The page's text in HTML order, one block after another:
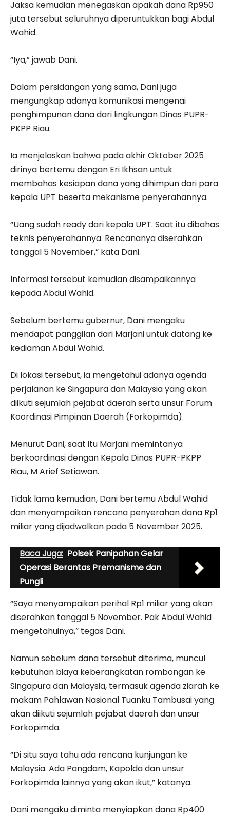
Jaksa kemudian menegaskan apakah dana Rp950
juta tersebut seluruhnya diperuntukkan bagi Abdul
Wahid.
“Iya,” jawab Dani.
Dalam persidangan yang sama, Dani juga
mengungkap adanya komunikasi mengenai
penghimpunan dana dari lingkungan Dinas PUPR-
PKPP Riau.
Ia menjelaskan bahwa pada akhir Oktober 2025
dirinya bertemu dengan Eri Ikhsan untuk
membahas kesiapan dana yang dihimpun dari para
kepala UPT beserta mekanisme penyerahannya.
“Uang sudah ready dari kepala UPT. Saat itu dibahas
teknis penyerahannya. Rencananya diserahkan
tanggal 5 November,” kata Dani.
Informasi tersebut kemudian disampaikannya
kepada Abdul Wahid.
Sebelum bertemu gubernur, Dani mengaku
mendapat panggilan dari Marjani untuk datang ke
kediaman Abdul Wahid.
Di lokasi tersebut, ia mengetahui adanya agenda
perjalanan ke Singapura dan Malaysia yang akan
diikuti sejumlah pejabat daerah serta unsur Forum
Koordinasi Pimpinan Daerah (Forkopimda).
Menurut Dani, saat itu Marjani memintanya
berkoordinasi dengan Kepala Dinas PUPR-PKPP
Riau, M Arief Setiawan.
Tidak lama kemudian, Dani bertemu Abdul Wahid
dan menyampaikan rencana penyerahan dana Rp1
miliar yang dijadwalkan pada 5 November 2025.
Baca Juga: Polsek Panipahan Gelar
Operasi Berantas Premanisme dan
Pungli
“Saya menyampaikan perihal Rp1 miliar yang akan
diserahkan tanggal 5 November. Pak Abdul Wahid
mengetahuinya,” tegas Dani.
Namun sebelum dana tersebut diterima, muncul
kebutuhan biaya keberangkatan rombongan ke
Singapura dan Malaysia, termasuk agenda ziarah ke
makam Pahlawan Nasional Tuanku Tambusai yang
akan diikuti sejumlah pejabat daerah dan unsur
Forkopimda.
“Di situ saya tahu ada rencana kunjungan ke
Malaysia. Ada Pangdam, Kapolda dan unsur
Forkopimda lainnya yang akan ikut,” katanya.
Dani mengaku diminta menyiapkan dana Rp400